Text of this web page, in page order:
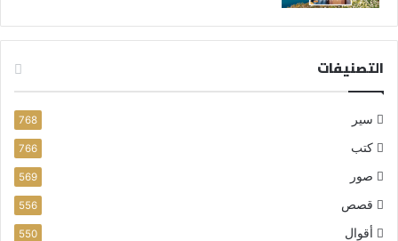
التصنيفات
سير 768
كتب 766
صور 569
قصص 556
أقوال 550